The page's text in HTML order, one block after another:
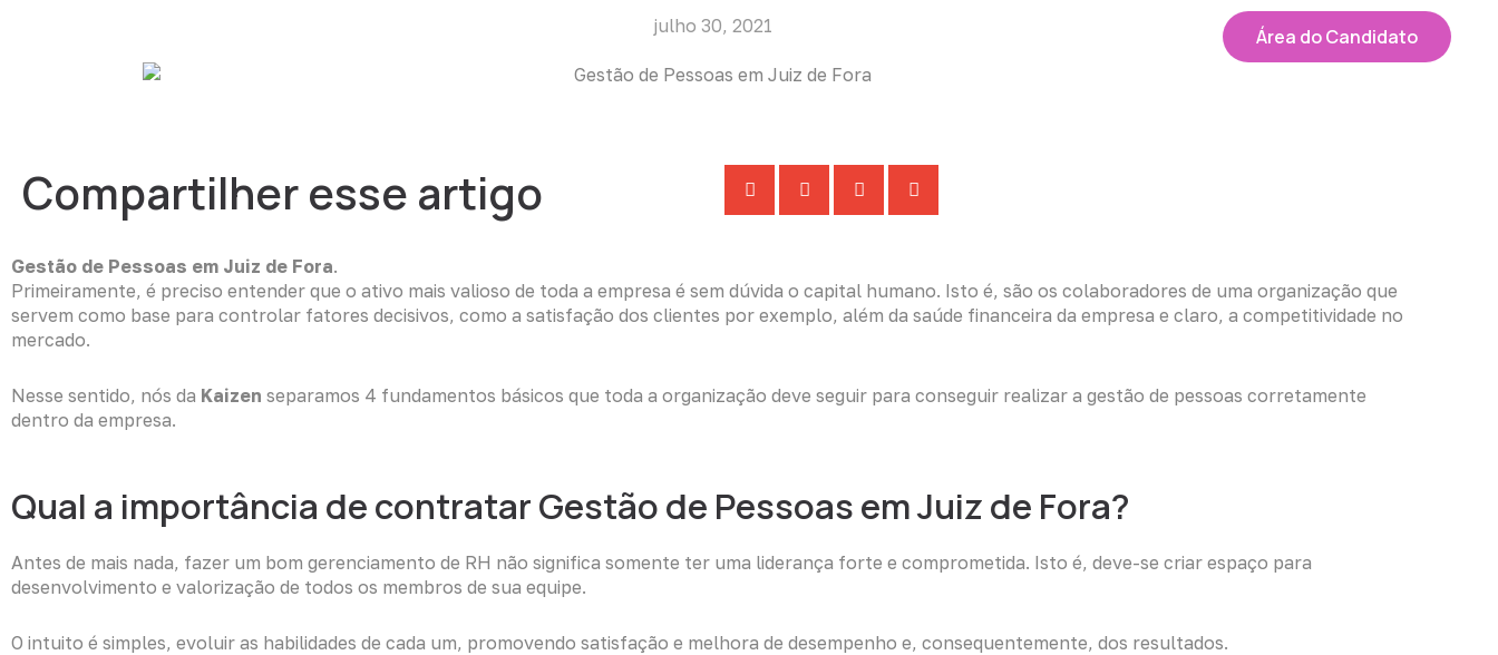
Downloads Blog Área do Candidato
julho 30, 2021
Compartilher esse artigo
Gestão de Pessoas em Juiz de Fora.
Primeiramente, é preciso entender que o ativo mais valioso de toda a empresa é sem dúvida o capital humano. Isto é, são os colaboradores de uma organização que
servem como base para controlar fatores decisivos, como a satisfação dos clientes por exemplo, além da saúde financeira da empresa e claro, a competitividade no
mercado.
Nesse sentido, nós da Kaizen separamos 4 fundamentos básicos que toda a organização deve seguir para conseguir realizar a gestão de pessoas corretamente
dentro da empresa.
Qual a importância de contratar Gestão de Pessoas em Juiz de Fora?
Antes de mais nada, fazer um bom gerenciamento de RH não significa somente ter uma liderança forte e comprometida. Isto é, deve-se criar espaço para
desenvolvimento e valorização de todos os membros de sua equipe.
O intuito é simples, evoluir as habilidades de cada um, promovendo satisfação e melhora de desempenho e, consequentemente, dos resultados.